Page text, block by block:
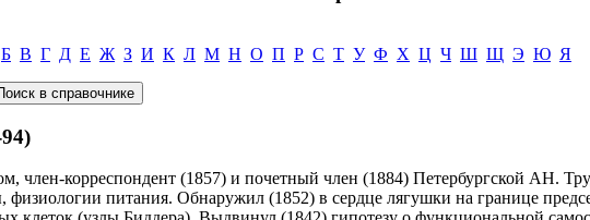
Б В Г Д Е Ж З И К Л М Н О П Р С Т У Ф Х Ц Ч Ш Щ Э Ю Я
член-корреспондент (1857) и почетный член (1884) Петербургской АН.
физиологии питания. Обнаружил (1852) в сердце лягушки на границе